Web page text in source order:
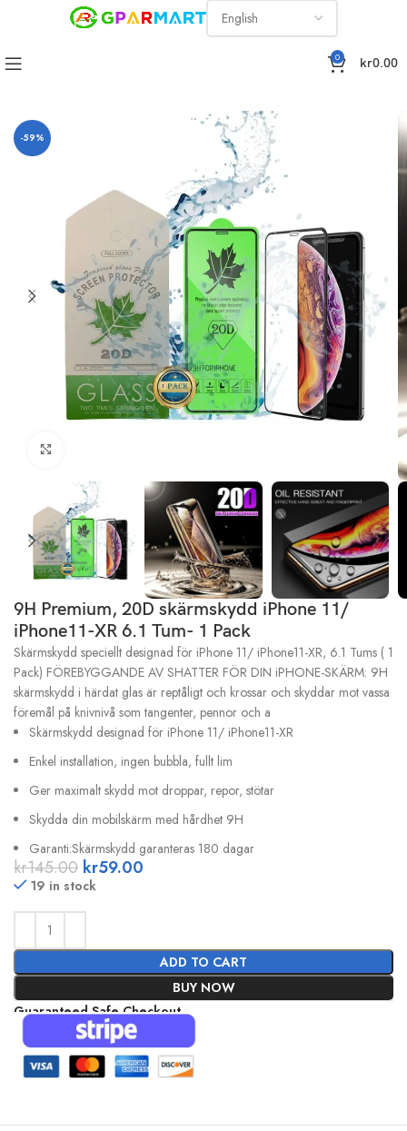
0 kr0.00
-59%
9H Premium, 20D skärmskydd iPhone 11/
iPhone11-XR 6.1 Tum- 1 Pack
Skärmskydd speciellt designad för iPhone 11/ iPhone11-XR, 6.1 Tums ( 1
Pack) FÖREBYGGANDE AV SHATTER FÖR DIN iPHONE-SKÄRM: 9H
skärmskydd i härdat glas är reptåligt och krossar och skyddar mot vassa
föremål på knivnivå som tangenter, pennor och a
Skärmskydd designad för iPhone 11/ iPhone11-XR
Enkel installation, ingen bubbla, fullt lim
Ger maximalt skydd mot droppar, repor, stötar
Skydda din mobilskärm med hårdhet 9H
Garanti:Skärmskydd garanteras 180 dagar
kr145.00 kr59.00
19 in stock
ADD TO CART
BUY NOW
Guaranteed Safe Checkout